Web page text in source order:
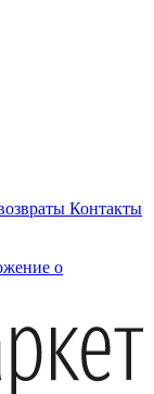
Контакты
о